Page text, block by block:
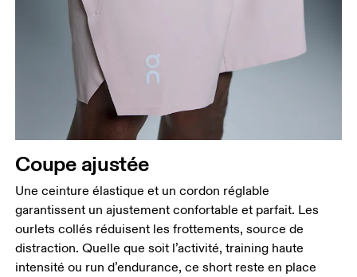
Coupe ajustée
Une ceinture élastique et un cordon réglable
garantissent un ajustement confortable et parfait. Les
ourlets collés réduisent les frottements, source de
distraction. Quelle que soit l’activité, training haute
intensité ou run d’endurance, ce short reste en place